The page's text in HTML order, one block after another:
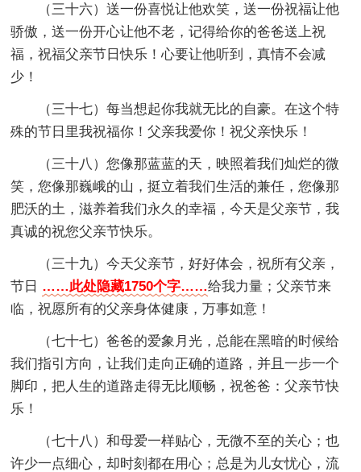
（三十六）送一份喜悦让他欢笑，送一份祝福让他
骄傲，送一份开心让他不老，记得给你的爸爸送上祝
福，祝福父亲节日快乐！心要让他听到，真情不会减
少！
（三十七）每当想起你我就无比的自豪。在这个特
殊的节日里我祝福你！父亲我爱你！祝父亲快乐！
（三十八）您像那蓝蓝的天，映照着我们灿烂的微
笑，您像那巍峨的山，挺立着我们生活的兼任，您像那
肥沃的土，滋养着我们永久的幸福，今天是父亲节，我
真诚的祝您父亲节快乐。
（三十九）今天父亲节，好好体会，祝所有父亲，
节日 ……此处隐藏1750个字……给我力量；父亲节来
临，祝愿所有的父亲身体健康，万事如意！
（七十七）爸爸的爱象月光，总能在黑暗的时候给
我们指引方向，让我们走向正确的道路，并且一步一个
脚印，把人生的道路走得无比顺畅，祝爸爸：父亲节快
乐！
（七十八）和母爱一样贴心，无微不至的关心；也
许少一点细心，却时刻都在用心；总是为儿女忧心，流